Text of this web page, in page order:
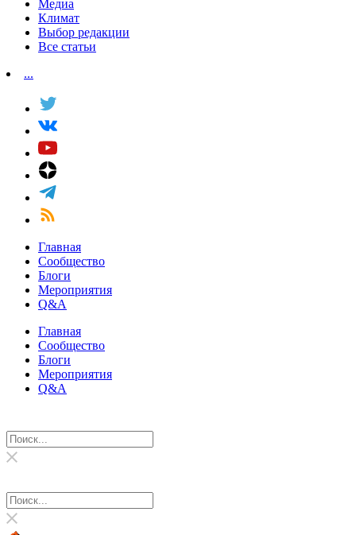
Медиа
Климат
Выбор редакции
Все статьи
...
Главная
Сообщество
Блоги
Мероприятия
Q&A
Главная
Сообщество
Блоги
Мероприятия
Q&A